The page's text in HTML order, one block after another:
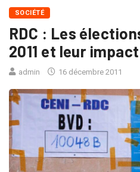
SOCIÉTÉ
RDC : Les
2011 et leur
admin 16 décembre 2011